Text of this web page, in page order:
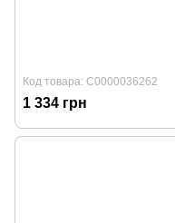
Код товара: С0000036262
1 334 грн